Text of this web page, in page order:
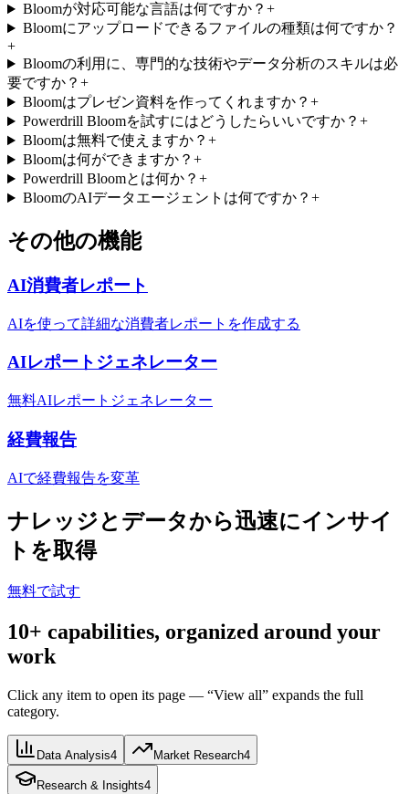
Bloomが対応可能な言語は何ですか？ +
Bloomにアップロードできるファイルの種類は何ですか？
+
Bloomの利用に、専門的な技術やデータ分析のスキルは必
要ですか？ +
Bloomはプレゼン資料を作ってくれますか？ +
Powerdrill Bloomを試すにはどうしたらいいですか？ +
Bloomは無料で使えますか？ +
Bloomは何ができますか？ +
Powerdrill Bloomとは何か？ +
BloomのAIデータエージェントは何ですか？ +
その他の機能
AI消費者レポート
AIを使って詳細な消費者レポートを作成する
AIレポートジェネレーター
無料AIレポートジェネレーター
経費報告
AIで経費報告を変革
ナレッジとデータから迅速にインサイ
トを取得
無料で試す
10+ capabilities, organized around your
work
Click any item to open its page — “View all” expands the full
category.
Data Analysis4 Market Research4
Research & Insights4